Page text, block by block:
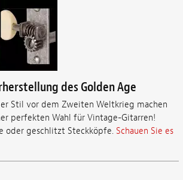
des Golden Age
Stil vor dem Zweiten Weltkrieg machen
perfekten Wahl für Vintage-Gitarren!
oder geschlitzt Steckköpfe. Schauen Sie es